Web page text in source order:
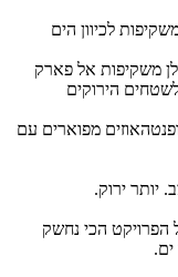
שמשקיפות לכיוון הים
ככולן משקיפות אל פארק
הירוקים
מפוארים עם
יותר ירוק.
הפרויקט הכי נחשק